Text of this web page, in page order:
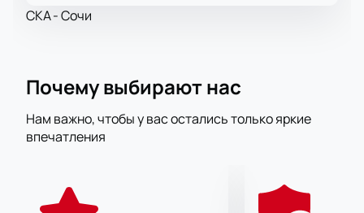
СКА - Сочи
Почему выбирают нас
Нам важно, чтобы у вас остались только яркие
впечатления